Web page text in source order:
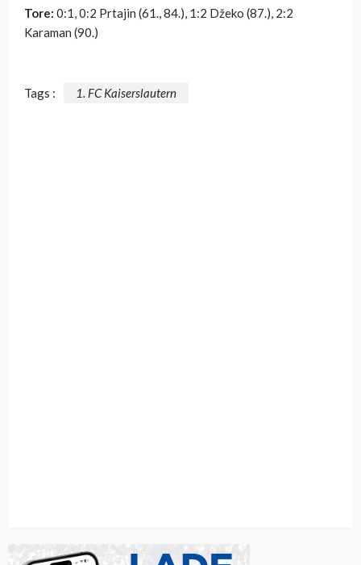
Tore: 0:1, 0:2 Prtajin (61., 84.), 1:2 Džeko (87.), 2:2
Karaman (90.)
Tags : 1. FC Kaiserslautern